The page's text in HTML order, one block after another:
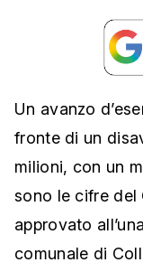
Un avanzo
fronte di un
milioni, con un
sono le cifre del
approvato
comunale di